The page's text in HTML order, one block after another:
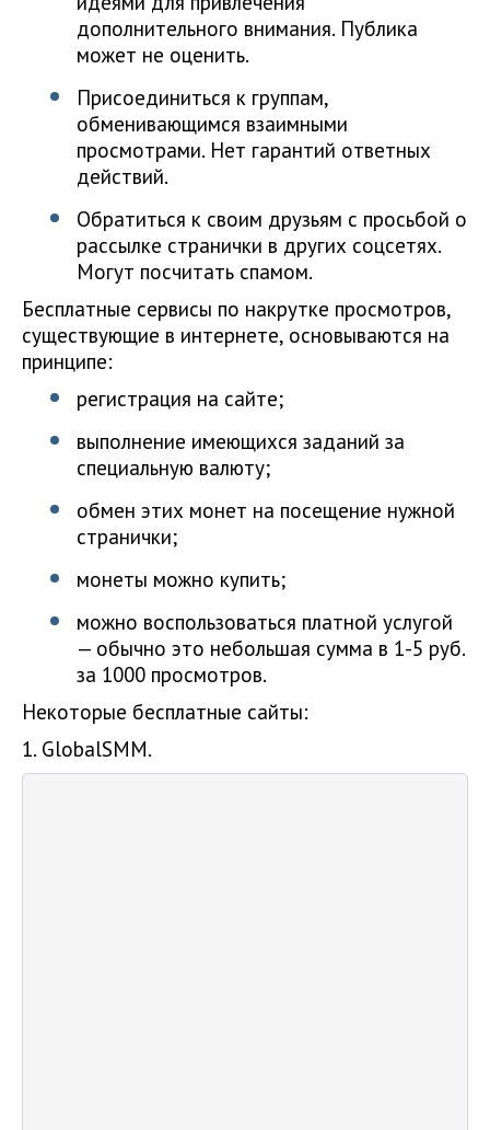
дополнительного внимания. Публика
может не оценить.
Присоединиться к группам,
обменивающимся взаимными
просмотрами. Нет гарантий ответных
действий.
Обратиться к своим друзьям с просьбой о
рассылке странички в других соцсетях.
Могут посчитать спамом.
Бесплатные сервисы по накрутке просмотров,
существующие в интернете, основываются на
принципе:
регистрация на сайте;
выполнение имеющихся заданий за
специальную валюту;
обмен этих монет на посещение нужной
странички;
монеты можно купить;
можно воспользоваться платной услугой
— обычно это небольшая сумма в 1-5 руб.
за 1000 просмотров.
Некоторые бесплатные сайты:
1. GlobalSMM.